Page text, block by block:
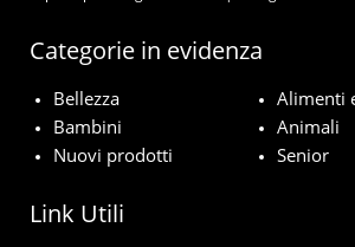
Categorie in evidenza
Bellezza
Alimenti
Bambini
Animali
Nuovi prodotti
Senior
Link Utili